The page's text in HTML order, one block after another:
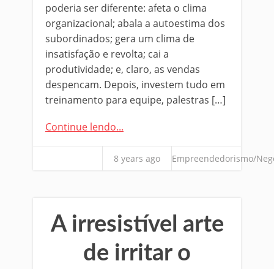
poderia ser diferente: afeta o clima
organizacional; abala a autoestima dos
subordinados; gera um clima de
insatisfação e revolta; cai a
produtividade; e, claro, as vendas
despencam. Depois, investem tudo em
treinamento para equipe, palestras […]
Continue lendo...
8 years ago Empreendedorismo/
A irresistível arte
de irritar o